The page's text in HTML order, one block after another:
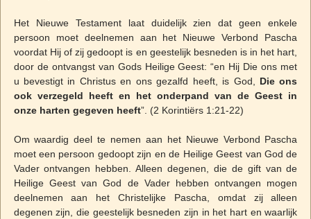
Het Nieuwe Testament laat duidelijk zien dat geen enkele
persoon moet deelnemen aan het Nieuwe Verbond Pascha
voordat Hij of zij gedoopt is en geestelijk besneden is in het hart,
door de ontvangst van Gods Heilige Geest: “en Hij Die ons met
u bevestigt in Christus en ons gezalfd heeft, is God, Die ons
ook verzegeld heeft en het onderpand van de Geest in
onze harten gegeven heeft”. (2 Korintiërs 1:21-22)
Om waardig deel te nemen aan het Nieuwe Verbond Pascha
moet een persoon gedoopt zijn en de Heilige Geest van God de
Vader ontvangen hebben. Alleen degenen, die de gift van de
Heilige Geest van God de Vader hebben ontvangen mogen
deelnemen aan het Christelijke Pascha, omdat zij alleen
degenen zijn, die geestelijk besneden zijn in het hart en waarlijk